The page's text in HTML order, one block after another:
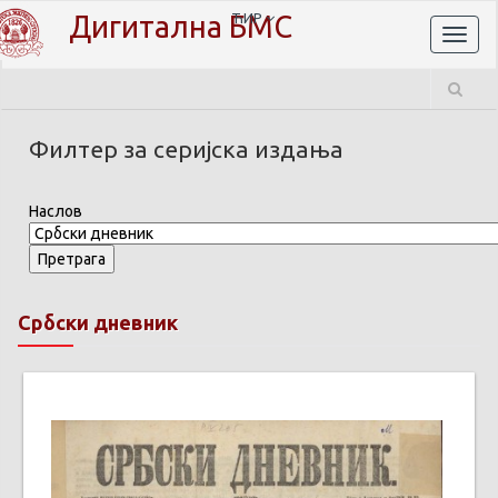
Дигитална БМС
ЋИР
Филтер за серијска издања
Наслов
Србски дневник